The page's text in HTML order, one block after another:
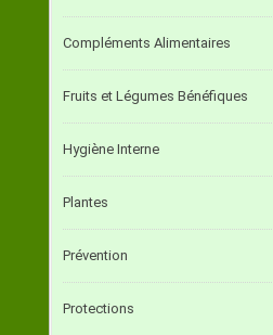
Compléments Alimentaires
Fruits et Légumes Bénéfiques
Hygiène Interne
Plantes
Prévention
Protections